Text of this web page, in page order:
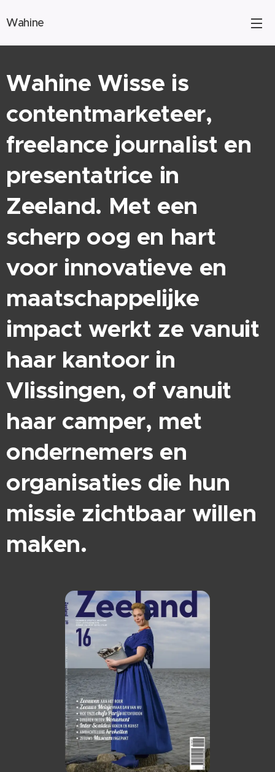
Wahine
Wahine Wisse is
contentmarketeer,
freelance journalist en
presentatrice in
Zeeland. Met een
scherp oog en hart
voor innovatieve en
maatschappelijke
impact werkt ze vanuit
haar kantoor in
Vlissingen, of vanuit
haar camper, met
ondernemers en
organisaties die hun
missie zichtbaar willen
maken.